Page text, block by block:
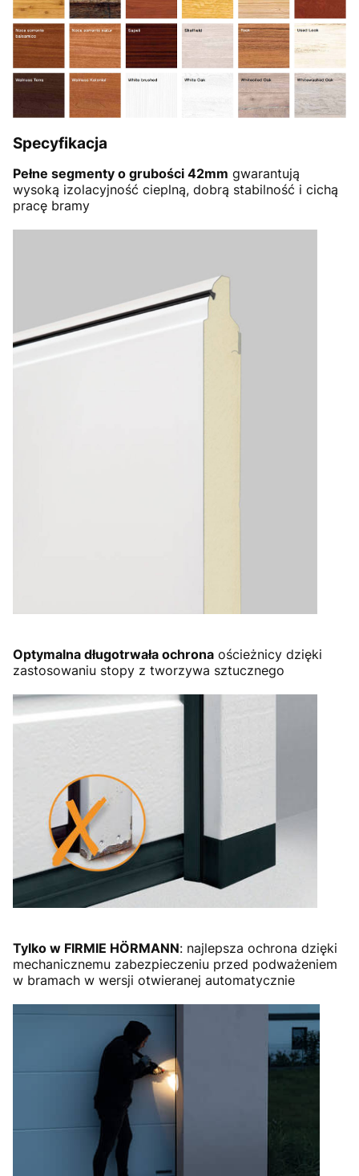
Specyfikacja
Pełne segmenty o grubości 42mm gwarantują
wysoką izolacyjność cieplną, dobrą stabilność i cichą
pracę bramy
Optymalna długotrwała ochrona ościeżnicy dzięki
zastosowaniu stopy z tworzywa sztucznego
Tylko w FIRMIE HÖRMANN: najlepsza ochrona dzięki
mechanicznemu zabezpieczeniu przed podważeniem
w bramach w wersji otwieranej automatycznie